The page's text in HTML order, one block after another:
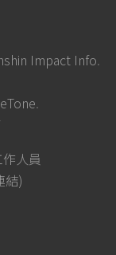
Impact Info.
.
作人員
結)